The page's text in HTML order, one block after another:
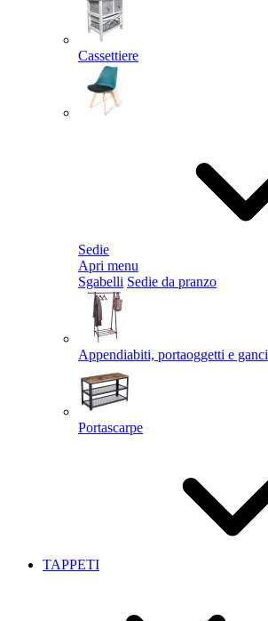
Cassettiere
Sedie
Apri menu
Sgabelli Sedie da pranzo
Appendiabiti, portaoggetti e ganci
Portascarpe
TAPPETI